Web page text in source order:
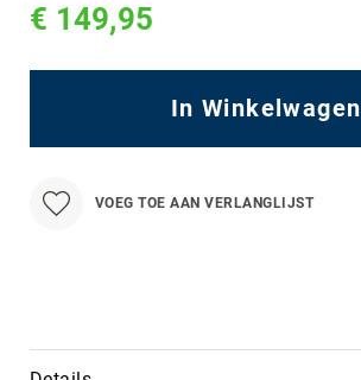
€ 149,95
In Winkelwagen
VOEG TOE AAN VERLANGLIJST